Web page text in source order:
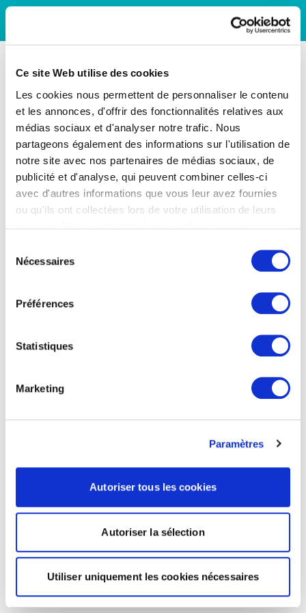
Ce site Web utilise des cookies
Les cookies nous permettent de personnaliser le contenu
et les annonces, d'offrir des fonctionnalités relatives aux
médias sociaux et d'analyser notre trafic. Nous
partageons également des informations sur l'utilisation de
notre site avec nos partenaires de médias sociaux, de
publicité et d'analyse, qui peuvent combiner celles-ci
avec d'autres informations que vous leur avez fournies
ou qu'ils ont collectées lors de votre utilisation de leurs
Nécessaires
Préférences
Statistiques
Marketing
Paramètres
Autoriser tous les cookies
Autoriser la sélection
Utiliser uniquement les cookies nécessaires